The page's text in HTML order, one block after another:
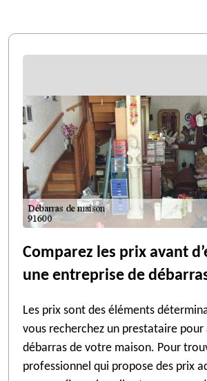
Comparez les prix avant
une entreprise de
Les prix sont des éléments
vous recherchez un prestataire pour
débarras de votre maison. Pour
professionnel qui propose des prix